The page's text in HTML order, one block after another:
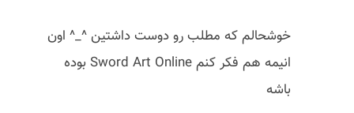
خوشحالم که مطلب رو دوست داشتین ^_^ اون
انیمه هم فکر کنم Sword Art Online بوده
باشه